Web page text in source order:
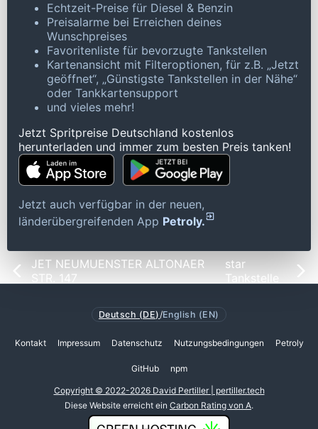
Echtzeit-Preise für Diesel & Benzin
Preisalarme bei Erreichen deines
Wunschpreises
Favoritenliste für bevorzugte Tankstellen
Kartenansicht mit Filteroptionen, für z.B. „Jetzt
geöffnet“, „Günstigste Tankstellen in der Nähe“
oder Tankkartensupport
und vieles mehr!
Jetzt Spritpreise Deutschland kostenlos
herunterladen und immer zum besten Preis tanken!
Jetzt auch verfügbar in der neuen,
länderübergreifenden App Petroly.
JET NEUMUENSTER ALTONAER
STR. 147
star
Tankstelle
Deutsch (DE) /English (EN)
Kontakt Impressum Datenschutz Nutzungsbedingungen Petroly
GitHub npm
Copyright © 2022-2026 David Pertiller | pertiller.tech
Diese Website erreicht ein Carbon Rating von A.